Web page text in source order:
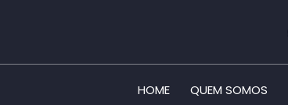
HOME QUEM SOMOS